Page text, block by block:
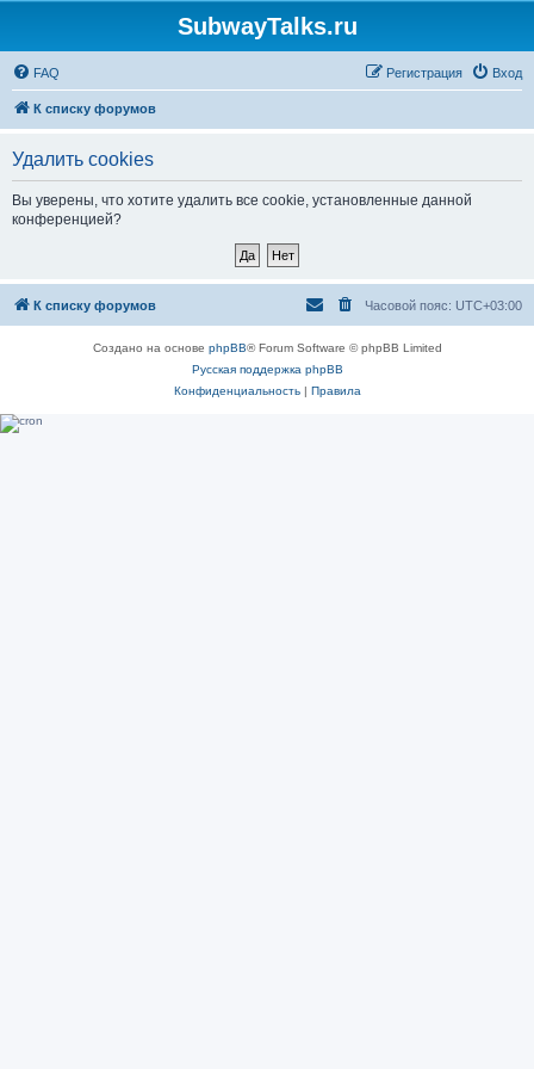
SubwayTalks.ru
FAQ Вход
Регистрация
К списку форумов
Удалить cookies
Вы уверены, что хотите удалить все cookie, установленные данной
конференцией?
К списку форумов Часовой пояс: UTC+03:00
Создано на основе phpBB® Forum Software © phpBB Limited
Русская поддержка phpBB
Конфиденциальность| Правила